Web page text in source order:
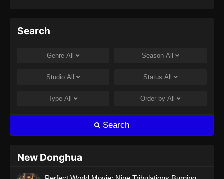
Search
Genre All Season All
Studio All Status All
Type All Order by All
Search
New Donghua